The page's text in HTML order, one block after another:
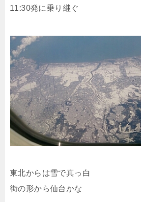
11:30発に乗り継ぐ
東北からは雪で真っ白
街の形から仙台かな